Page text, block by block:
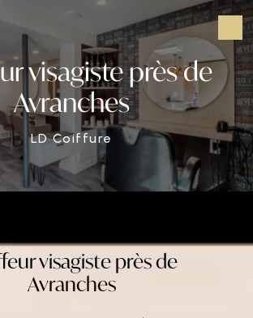
visagiste près de
Avranches
LD Coiffure
visagiste près de
Avranches
des cookies